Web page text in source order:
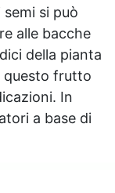
si può
alle bacche
della pianta
questo frutto
In
a base di